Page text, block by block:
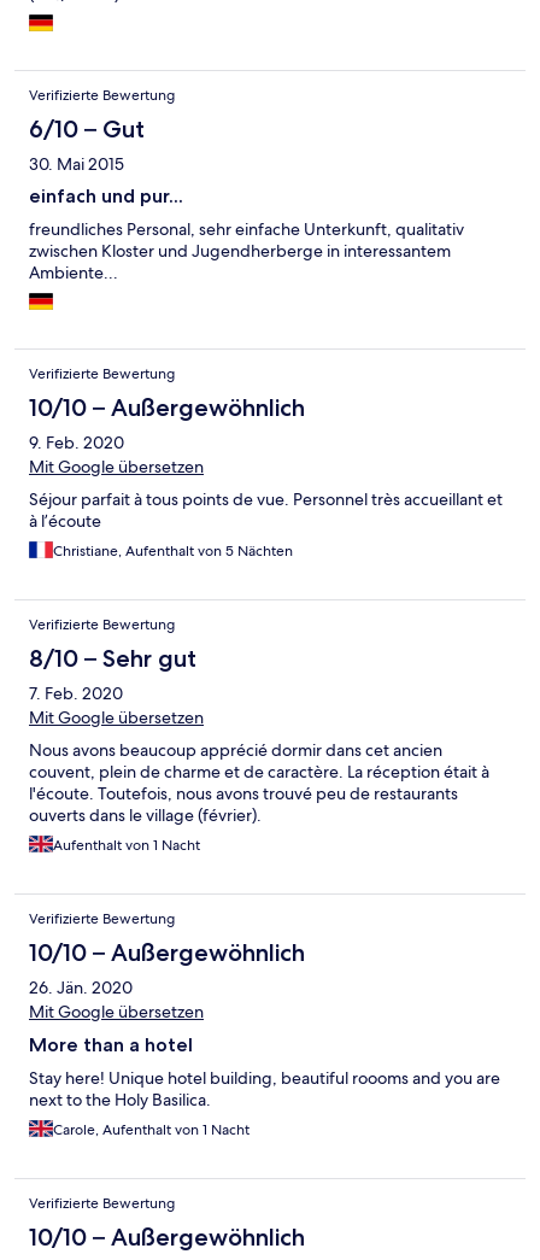
Verifizierte Bewertung
6/10 – Gut
30. Mai 2015
einfach und pur...
freundliches Personal, sehr einfache Unterkunft, qualitativ
zwischen Kloster und Jugendherberge in interessantem
Ambiente...
Verifizierte Bewertung
10/10 – Außergewöhnlich
9. Feb. 2020
Mit Google übersetzen
Séjour parfait à tous points de vue. Personnel très accueillant et
à l’écoute
Christiane, Aufenthalt von 5 Nächten
Verifizierte Bewertung
8/10 – Sehr gut
7. Feb. 2020
Mit Google übersetzen
Nous avons beaucoup apprécié dormir dans cet ancien
couvent, plein de charme et de caractère. La réception était à
l'écoute. Toutefois, nous avons trouvé peu de restaurants
ouverts dans le village (février).
Aufenthalt von 1 Nacht
Verifizierte Bewertung
10/10 – Außergewöhnlich
26. Jän. 2020
Mit Google übersetzen
More than a hotel
Stay here! Unique hotel building, beautiful roooms and you are
next to the Holy Basilica.
Carole, Aufenthalt von 1 Nacht
Verifizierte Bewertung
10/10 – Außergewöhnlich